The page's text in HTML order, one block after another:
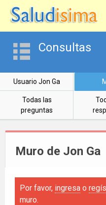
Consultas
Usuario Jon Ga
Todas las
preguntas
Muro de Jon Ga
Por favor, ingresa o
muro.